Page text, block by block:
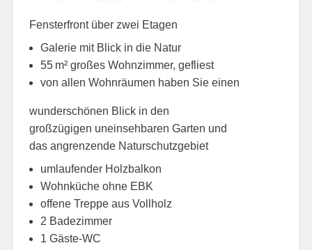
Fensterfront über zwei Etagen
Galerie mit Blick in die Natur
55 m² großes Wohnzimmer, gefliest
von allen Wohnräumen haben Sie einen
wunderschönen Blick in den
großzügigen uneinsehbaren Garten und
das angrenzende Naturschutzgebiet
umlaufender Holzbalkon
Wohnküche ohne EBK
offene Treppe aus Vollholz
2 Badezimmer
1 Gäste-WC